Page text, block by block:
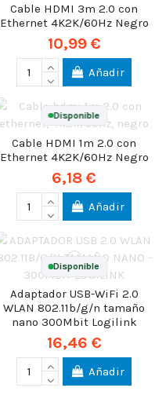
Cable HDMI 3m 2.0 con
Ethernet 4K2K/60Hz Negro
10,99 €
Añadir
Disponible
Cable HDMI 1m 2.0 con
Ethernet 4K2K/60Hz Negro
6,18 €
Añadir
Disponible
Adaptador USB-WiFi 2.0
WLAN 802.11b/g/n tamaño
nano 300Mbit Logilink
16,46 €
Añadir